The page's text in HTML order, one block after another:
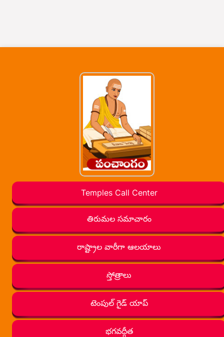
Temples Call Center
తిరుమల సమాచారం
రాష్ట్రాల వారీగా ఆలయాలు
స్తోత్రాలు
టెంపుల్ గైడ్ యాప్
భగవద్గీత